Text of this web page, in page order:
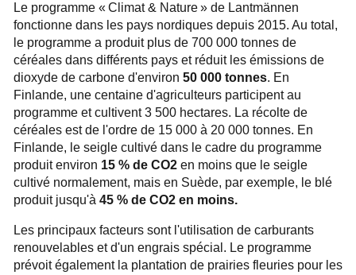
Le programme « Climat & Nature » de Lantmännen
fonctionne dans les pays nordiques depuis 2015. Au total,
le programme a produit plus de 700 000 tonnes de
céréales dans différents pays et réduit les émissions de
dioxyde de carbone d'environ 50 000 tonnes. En
Finlande, une centaine d'agriculteurs participent au
programme et cultivent 3 500 hectares. La récolte de
céréales est de l'ordre de 15 000 à 20 000 tonnes. En
Finlande, le seigle cultivé dans le cadre du programme
produit environ 15 % de CO2en moins que le seigle
cultivé normalement, mais en Suède, par exemple, le blé
produit jusqu'à 45 % de CO2 en moins.
Les principaux facteurs sont l'utilisation de carburants
renouvelables et d'un engrais spécial. Le programme
prévoit également la plantation de prairies fleuries pour les